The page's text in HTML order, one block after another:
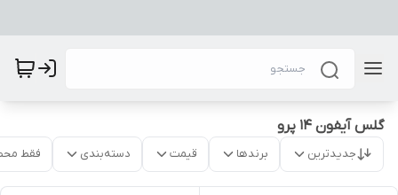
گلس آیفون 14 پرو
جدیدترین برندها قیمت دسته‌بندی فقط